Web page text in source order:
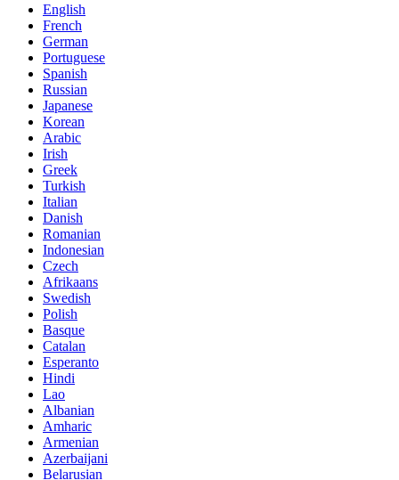
English
French
German
Portuguese
Spanish
Russian
Japanese
Korean
Arabic
Irish
Greek
Turkish
Italian
Danish
Romanian
Indonesian
Czech
Afrikaans
Swedish
Polish
Basque
Catalan
Esperanto
Hindi
Lao
Albanian
Amharic
Armenian
Azerbaijani
Belarusian